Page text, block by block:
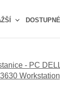
DOSTUPNÉ
e
n
- PC
Workstation